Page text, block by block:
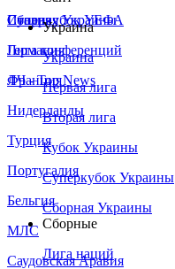
Сборная Украины
Италия
Германия
Франция
Нидерланды
Турция
Португалия
Бельгия
МЛС
Саудовская Аравия
Суперкубок УЕФА
Лига конференций
ЛЧ - Top News
Украина
Украина
Первая лига
Вторая лига
Кубок Украины
Суперкубок Украины
Сборная Украины
Сборные
Лига наций